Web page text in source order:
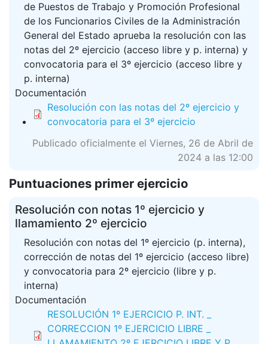
de Puestos de Trabajo y Promoción Profesional
de los Funcionarios Civiles de la Administración
General del Estado aprueba la resolución con las
notas del 2º ejercicio (acceso libre y p. interna) y
convocatoria para el 3º ejercicio (acceso libre y
p. interna)
Documentación
Resolución con las notas del 2º ejercicio y
convocatoria para el 3º ejercicio
Publicado oficialmente el Viernes, 26 de Abril de
2024 a las 12:00
Puntuaciones primer ejercicio
Resolución con notas 1º ejercicio y
llamamiento 2º ejercicio
Resolución con notas del 1º ejercicio (p. interna),
corrección de notas del 1º ejercicio (acceso libre)
y convocatoria para 2º ejercicio (libre y p.
interna)
Documentación
RESOLUCIÓN 1º EJERCICIO P. INT. _
CORRECCION 1º EJERCICIO LIBRE _